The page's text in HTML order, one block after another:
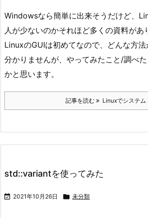
Windowsなら簡単に出来そうだけど、
人が少ないのかそれほど多くの資料があ
LinuxのGUIは初めてなので、どんな方
分かりませんが、やってみたこと/調べ
かと思います。
記事を読む Linuxでシステム
std::variantを使ってみた
 2021年10月26日  未分類